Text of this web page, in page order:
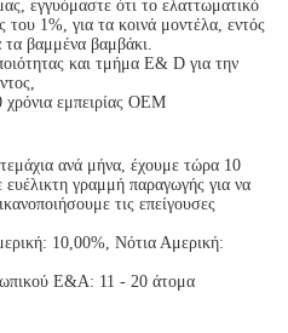
εγγυόμαστε ότι το ελαττωματικό
του 1%, για τα κοινά μοντέλα, εντός
βαμμένα βαμβάκι.
και τμήμα Ε& D για την
εμπειρίας OEM
ανά μήνα, έχουμε τώρα 10
γραμμή παραγωγής για να
τις επείγουσες
10,00%, Νότια Αμερική:
Ε&Α: 11 - 20 άτομα